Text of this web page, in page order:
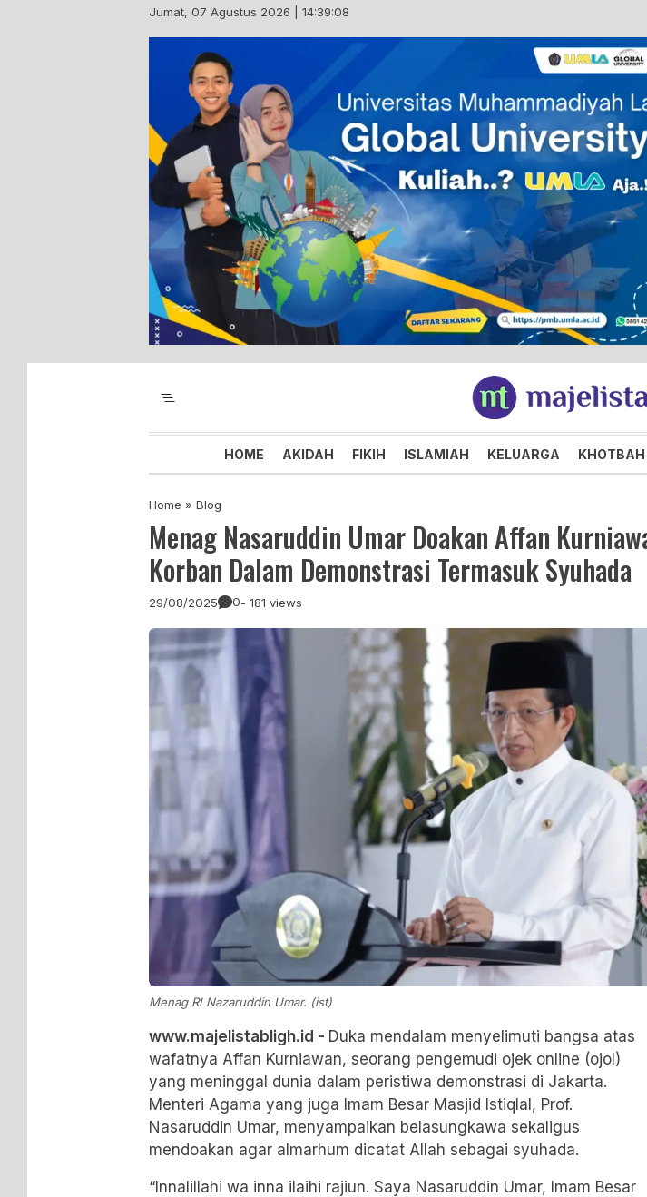
Jumat, 07 Agustus 2026 | 14:39:09
Majelis Tabligh Muhammadiyah
Syiar Dakwah Islam Berkemajuan dan Menggembirakan
HOME AKIDAH FIKIH ISLAMIAH KELUARGA
Home » Blog
Menag Nasaruddin Umar Doakan Affan
Korban Dalam Demonstrasi Termasuk Syuhada
29/08/2025 0- 181 views
Menag RI Nazaruddin Umar. (ist)
www.majelistabligh.id - Duka mendalam menyelimuti bangsa atas
wafatnya Affan Kurniawan, seorang pengemudi ojek online (ojol)
yang meninggal dunia dalam peristiwa demonstrasi di Jakarta.
Menteri Agama yang juga Imam Besar Masjid Istiqlal, Prof.
Nasaruddin Umar, menyampaikan belasungkawa sekaligus
mendoakan agar almarhum dicatat Allah sebagai syuhada.
“Innalillahi wa inna ilaihi rajiun. Saya Nasaruddin Umar, Imam Besar